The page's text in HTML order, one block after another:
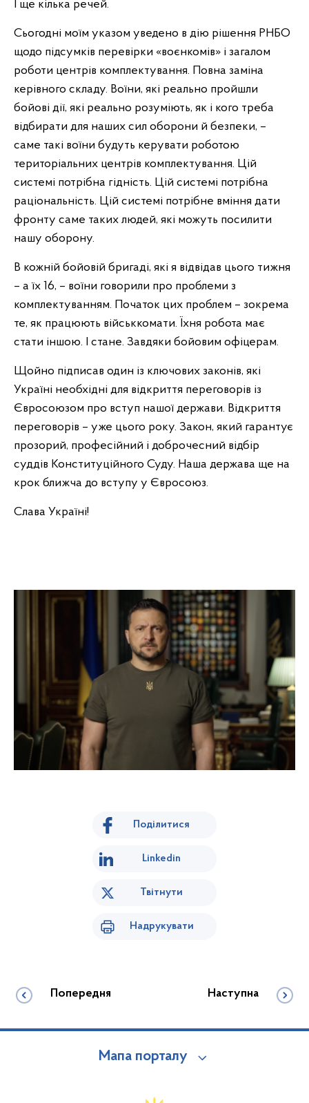
І ще кілька речей.
Сьогодні моїм указом уведено в дію рішення РНБО
щодо підсумків перевірки «воєнкомів» і загалом
роботи центрів комплектування. Повна заміна
керівного складу. Воїни, які реально пройшли
бойові дії, які реально розуміють, як і кого треба
відбирати для наших сил оборони й безпеки, –
саме такі воїни будуть керувати роботою
територіальних центрів комплектування. Цій
системі потрібна гідність. Цій системі потрібна
раціональність. Цій системі потрібне вміння дати
фронту саме таких людей, які можуть посилити
нашу оборону.
В кожній бойовій бригаді, які я відвідав цього тижня
– а їх 16, – воїни говорили про проблеми з
комплектуванням. Початок цих проблем – зокрема
те, як працюють військкомати. Їхня робота має
стати іншою. І стане. Завдяки бойовим офіцерам.
Щойно підписав один із ключових законів, які
Україні необхідні для відкриття переговорів із
Євросоюзом про вступ нашої держави. Відкриття
переговорів – уже цього року. Закон, який гарантує
прозорий, професійний і доброчесний відбір
суддів Конституційного Суду. Наша держава ще на
крок ближча до вступу у Євросоюз.
Слава Україні!
Поділитися
Linkedin
Твітнути
Надрукувати
Попередня Наступна
Мапа порталу